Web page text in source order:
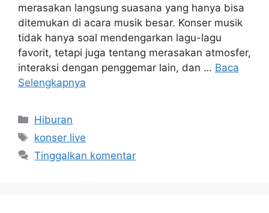
merasakan langsung suasana yang hanya bisa
ditemukan di acara musik besar. Konser musik
tidak hanya soal mendengarkan lagu-lagu
favorit, tetapi juga tentang merasakan atmosfer,
interaksi dengan penggemar lain, dan … Baca
Selengkapnya
Kategori
Hiburan
Tag
konser live
Tinggalkan komentar